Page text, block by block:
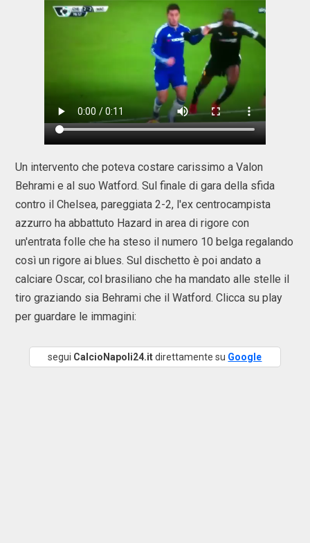
Un intervento che poteva costare carissimo a Valon
Behrami e al suo Watford. Sul finale di gara della sfida
contro il Chelsea, pareggiata 2-2, l'ex centrocampista
azzurro ha abbattuto Hazard in area di rigore con
un'entrata folle che ha steso il numero 10 belga regalando
così un rigore ai blues. Sul dischetto è poi andato a
calciare Oscar, col brasiliano che ha mandato alle stelle il
tiro graziando sia Behrami che il Watford. Clicca su play
per guardare le immagini:
segui CalcioNapoli24.itdirettamente su Google